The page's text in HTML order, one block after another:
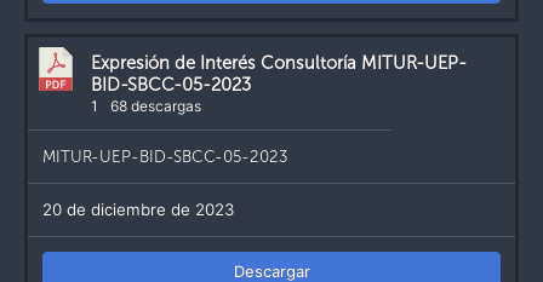
Expresión de Interés Consultoría MITUR-UEP-
BID-SBCC-05-2023
1 68 descargas
MITUR-UEP-BID-SBCC-05-2023
20 de diciembre de 2023
Descargar